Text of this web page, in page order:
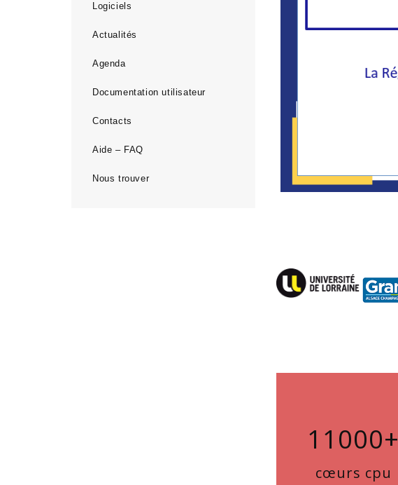
Logiciels
Actualités
Agenda
Documentation utilisateur
Contacts
Aide – FAQ
Nous trouver
11000+
cœurs cpu